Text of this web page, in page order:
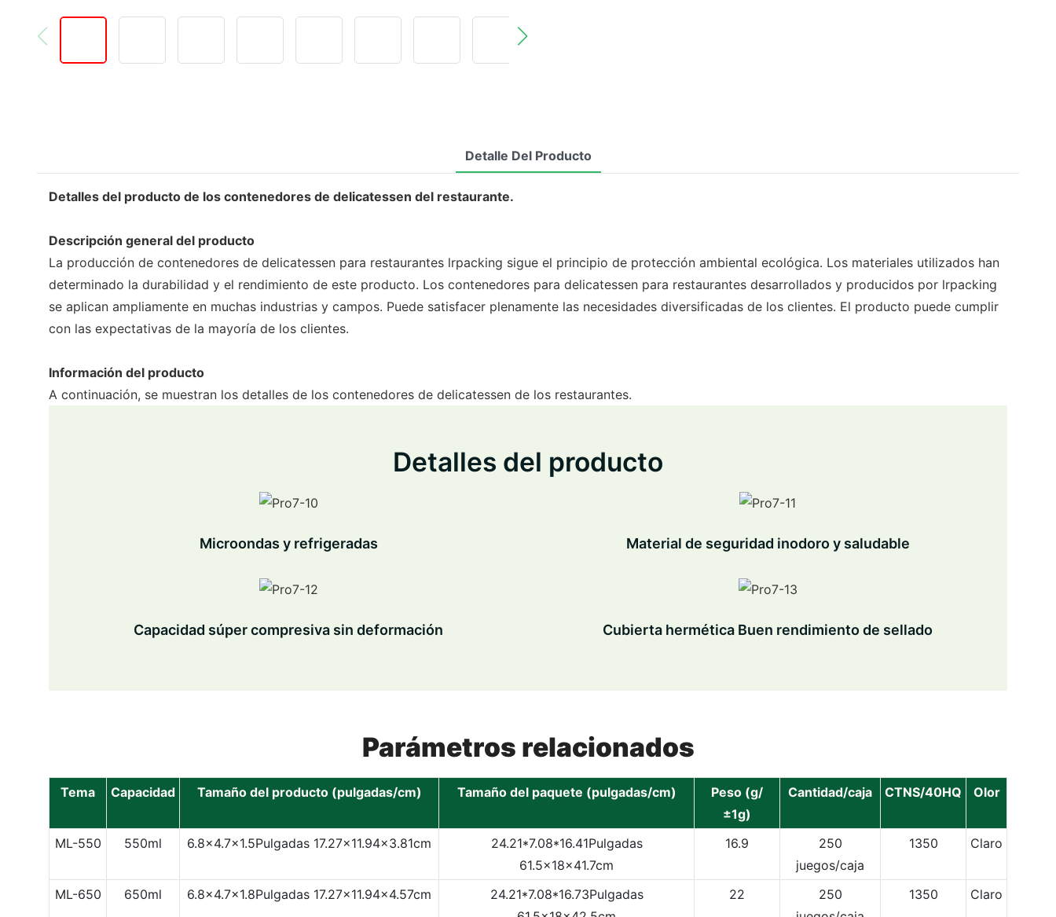
Detalle Del Producto
Detalles del producto de los contenedores de delicatessen del restaurante.
Descripción general del producto
La producción de contenedores de delicatessen para restaurantes lrpacking sigue el principio de protección ambiental ecológica. Los materiales utilizados han
determinado la durabilidad y el rendimiento de este producto. Los contenedores para delicatessen para restaurantes desarrollados y producidos por lrpacking
se aplican ampliamente en muchas industrias y campos. Puede satisfacer plenamente las necesidades diversificadas de los clientes. El producto puede cumplir
con las expectativas de la mayoría de los clientes.
Información del producto
A continuación, se muestran los detalles de los contenedores de delicatessen de los restaurantes.
Detalles del producto
Microondas y refrigeradas Material de seguridad inodoro y saludable
Capacidad súper compresiva sin deformación Cubierta hermética Buen rendimiento de sellado
Parámetros relacionados
Tema Capacidad Tamaño del producto (pulgadas/cm) Tamaño del paquete (pulgadas/cm)
Peso (g/
±1g)
Cantidad/caja CTNS/40HQ Olor
ML-550 550ml 6.8x4.7x1.5Pulgadas 17.27x11.94x3.81cm
24.21*7.08*16.41Pulgadas
61.5x18x41.7cm
16.9
250
juegos/caja
1350 Claro
ML-650 650ml 6.8x4.7x1.8Pulgadas 17.27x11.94x4.57cm
24.21*7.08*16.73Pulgadas
22
250
1350 Claro